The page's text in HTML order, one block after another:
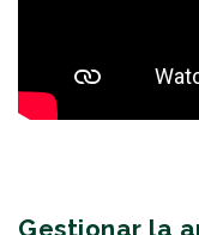
Gestionar la